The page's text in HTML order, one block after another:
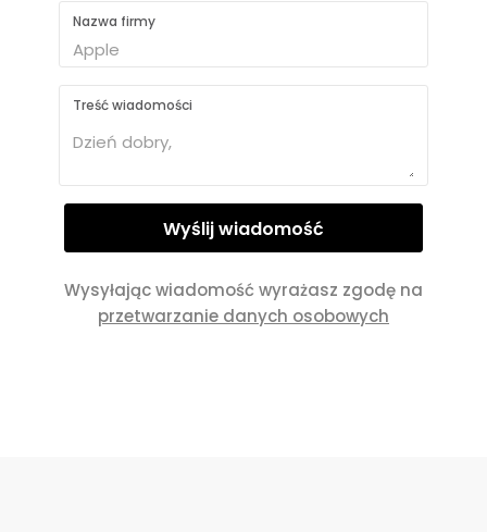
Nazwa firmy
Treść wiadomości
Wysyłając wiadomość wyrażasz zgodę na
przetwarzanie danych osobowych